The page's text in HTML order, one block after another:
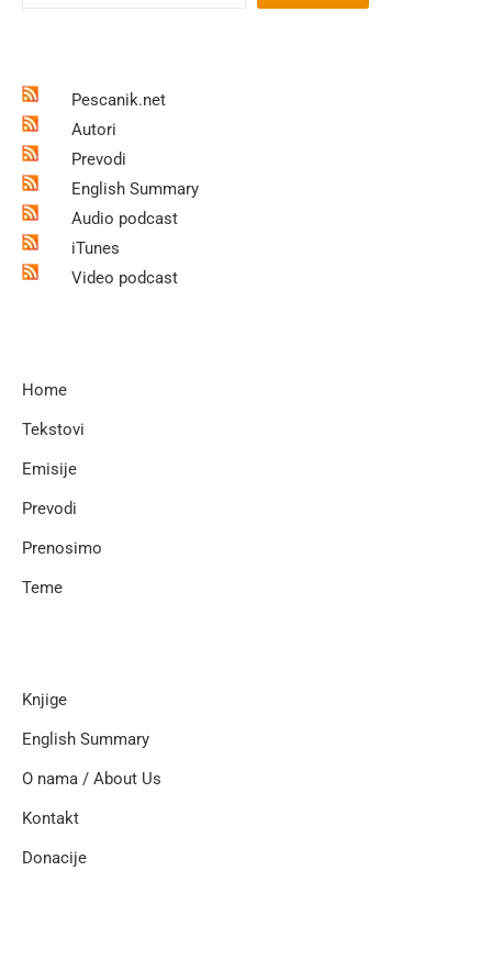
Pescanik.net
Autori
Prevodi
English Summary
Audio podcast
iTunes
Video podcast
Home
Tekstovi
Emisije
Prevodi
Prenosimo
Teme
Knjige
English Summary
O nama / About Us
Kontakt
Donacije